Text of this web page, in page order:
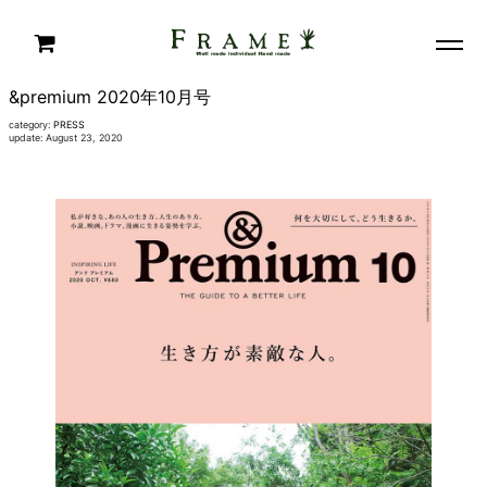
&premium 2020年10月号
category: PRESS
update: August 23, 2020